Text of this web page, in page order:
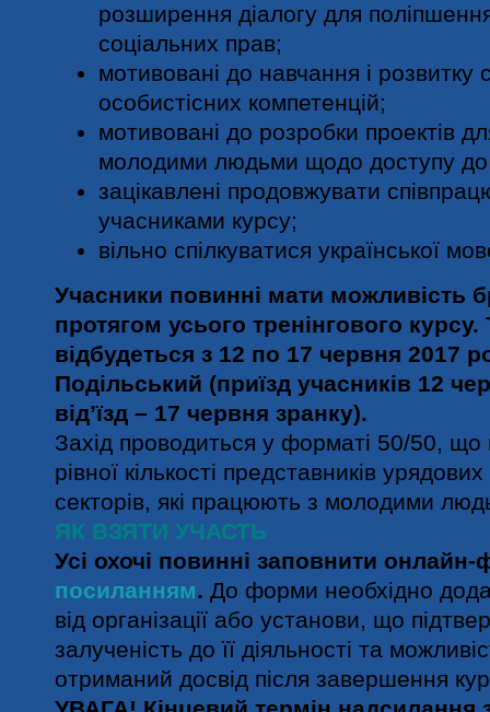
розширення діалогу для
соціальних прав;
мотивовані до навчання і розвитку
особистісних компетенцій;
мотивовані до розробки проектів
молодими людьми щодо доступу до
зацікавлені продовжувати
учасниками курсу;
вільно спілкуватися української
Учасники повинні мати можливість
протягом усього тренінгового курсу.
відбудеться з 12 по 17 червня 2017
Подільський (приїзд учасників 12
від’їзд ­­– 17 червня зранку).
Захід проводиться у форматі 50/50, що
рівної кількості представників
секторів, які працюють з молодими
ЯК ВЗЯТИ УЧАСТЬ
Усі охочі повинні заповнити
посиланням. До форми необхідно
від організації або установи, що
залученість до її діяльності та
отриманий досвід після завершення